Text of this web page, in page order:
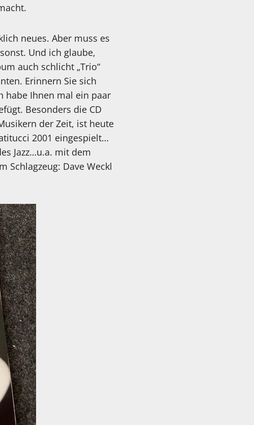
neues. Aber muss es
Und ich glaube,
auch schlicht „Trio“
Erinnern Sie sich
habe Ihnen mal ein paar
Besonders die CD
der Zeit, ist heute
2001 eingespielt…
Jazz…u.a. mit dem
Schlagzeug: Dave Weckl